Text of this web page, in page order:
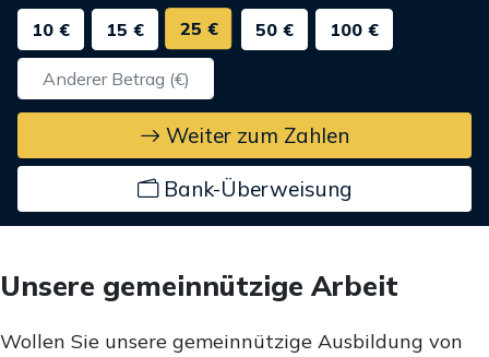
10 €
15 € 25 € 50 € 100 €
Weiter zum Zahlen
Bank-Überweisung
Unsere gemeinnützige Arbeit
Wollen Sie unsere gemeinnützige Ausbildung von